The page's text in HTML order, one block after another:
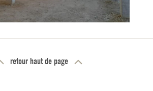
retour haut de page